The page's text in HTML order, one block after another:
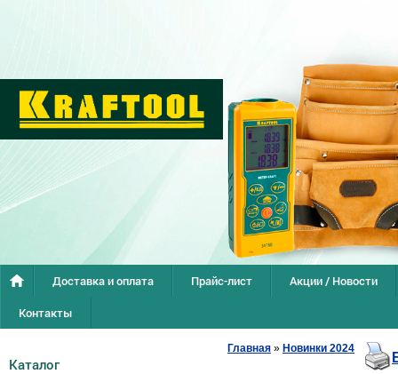
Доставка и оплата Прайс-лист
Акции / Новости
Контакты
Каталог
Главная » Новинки 2024